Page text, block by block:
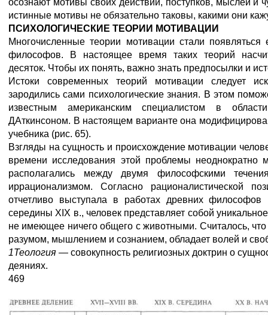
осознают мотивы своих действий, поступков, мыслей и
истинные мотивы не обязательно таковы, какими они
ПСИХОЛОГИЧЕСКИЕ ТЕОРИИ МОТИВАЦИИ
Многочисленные теории мотивации стали
философов. В настоящее время таких теорий
десяток. Чтобы их понять, важно знать предпосылки и
Истоки современных теорий мотивации следует
зародились сами психологические знания. В этом
известным американским специалистом в
ДАткинсоном. В настоящем варианте она
учебника (рис. 65).
Взгляды на сущность и происхождение мотивации
времени исследования этой проблемы неоднократно
располагались между двумя философскими
иррационализмом. Согласно рационалистической
отчетливо выступала в работах древних философов
середины XIX в., человек представляет собой
не имеющее ничего общего с животными. Считалось, что
разумом, мышлением и сознанием, обладает волей и
1Теология — совокупность религиозных доктрин о
деяниях.
469